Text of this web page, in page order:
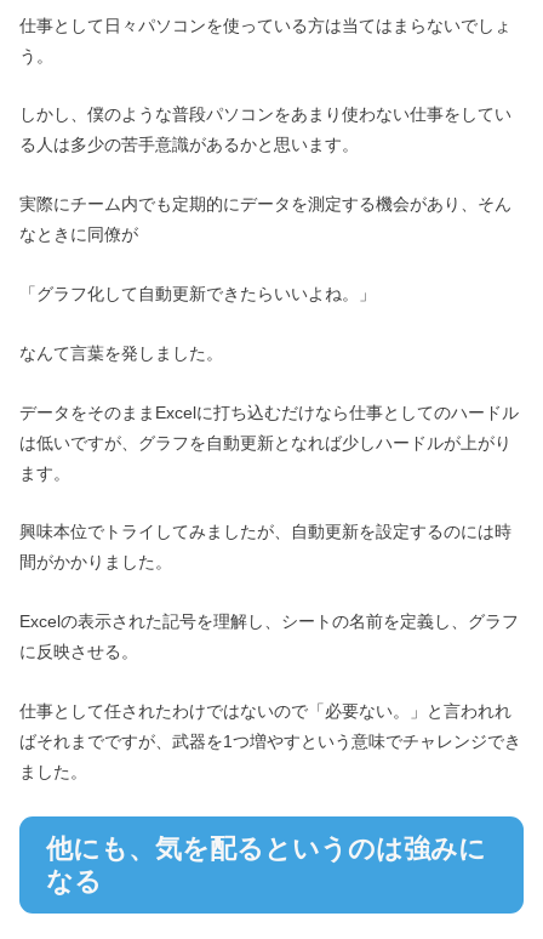
仕事として日々パソコンを使っている方は当てはまらないでしょ
う。
しかし、僕のような普段パソコンをあまり使わない仕事をしてい
る人は多少の苦手意識があるかと思います。
実際にチーム内でも定期的にデータを測定する機会があり、そん
なときに同僚が
「グラフ化して自動更新できたらいいよね。」
なんて言葉を発しました。
データをそのままExcelに打ち込むだけなら仕事としてのハードル
は低いですが、グラフを自動更新となれば少しハードルが上がり
ます。
興味本位でトライしてみましたが、自動更新を設定するのには時
間がかかりました。
Excelの表示された記号を理解し、シートの名前を定義し、グラフ
に反映させる。
仕事として任されたわけではないので「必要ない。」と言われれ
ばそれまでですが、武器を1つ増やすという意味でチャレンジでき
ました。
他にも、気を配るというのは強みに
なる